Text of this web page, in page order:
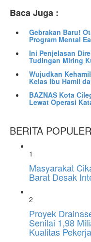
Baca Juga :
Gebrakan Baru!
Program Mental
Ini Penjelasan
Tudingan Miring
Wujudkan
Kelas Ibu Hamil
BAZNAS Kota
Lewat Operasi
BERITA POPULER
1
Masyarakat
Barat Desak
2
Proyek
Senilai 1,98
Kualitas